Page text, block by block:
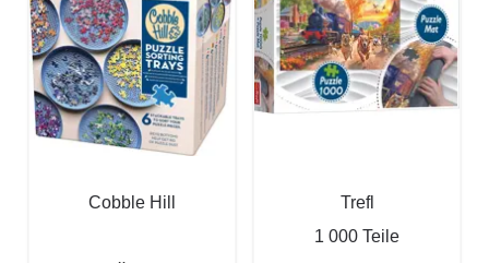
Cobble Hill
Trefl
1 000 Teile